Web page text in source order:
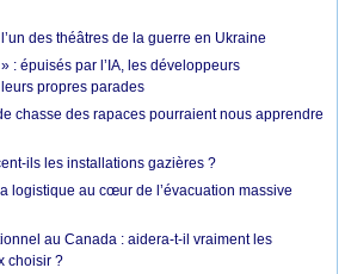
des théâtres de la guerre en Ukraine
: épuisés par l’IA, les développeurs
propres parades
chasse des rapaces pourraient nous apprendre
ils les installations gazières ?
logistique au cœur de l’évacuation massive
au Canada : aidera-t-il vraiment les
choisir ?